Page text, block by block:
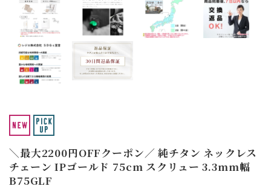
＼最大2200円OFFクーポン／ 純チタン ネックレス
チェーン IPゴールド 75cm スクリュー 3.3mm幅
B75GLF